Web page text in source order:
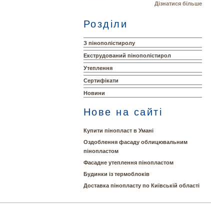
Дізнатися більше
Розділи
З пінополістиролу
Екструдований пінополістирол
Утеплення
Сертифікати
Новини
Нове на сайті
Купити пінопласт в Умані
Оздоблення фасаду облицювальним
пінопластом
Фасадне утеплення пінопластом
Будинки із термоблоків
Доставка пінопласту по Київській області